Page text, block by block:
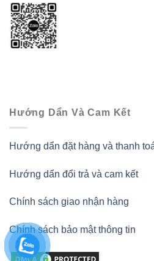
Hướng Dẩn Và Cam Kết
Hướng dẩn đặt hàng và thanh
Hướng dẩn đổi trả và cam kết
Chính sách giao nhận hàng
Chính sách bảo mật thông tin